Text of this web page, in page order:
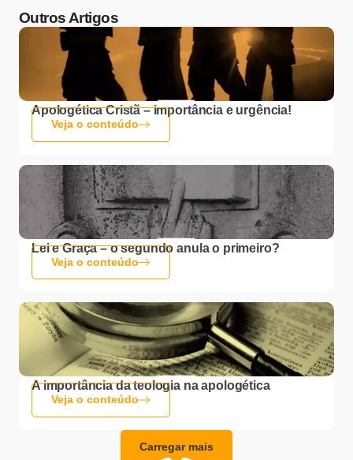
Outros Artigos
Apologética Cristã – importância e urgência!
Veja o conteúdo
Lei e Graça – o segundo anula o primeiro?
Veja o conteúdo
A importância da teologia na apologética
Veja o conteúdo
Carregar mais